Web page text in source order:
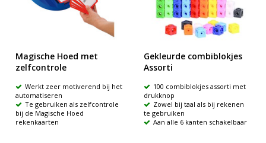
Magische Hoed met
zelfcontrole
Werkt zeer motiverend bij het
automatiseren
Te gebruiken als zelfcontrole
bij de Magische Hoed
rekenkaarten
Gekleurde combiblokjes
Assorti
100 combiblokjes assorti met
drukknop
Zowel bij taal als bij rekenen
te gebruiken
Aan alle 6 kanten schakelbaar